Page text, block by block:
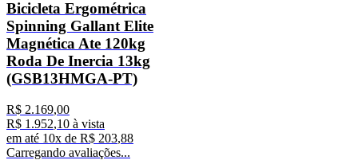
Bicicleta Ergométrica
Spinning Gallant Elite
Magnética Ate 120kg
Roda De Inercia 13kg
(GSB13HMGA-PT)
R$ 2.169,00
R$ 1 .952,10 à vista
em até 10x de R$ 203,88
Carregando avaliações...